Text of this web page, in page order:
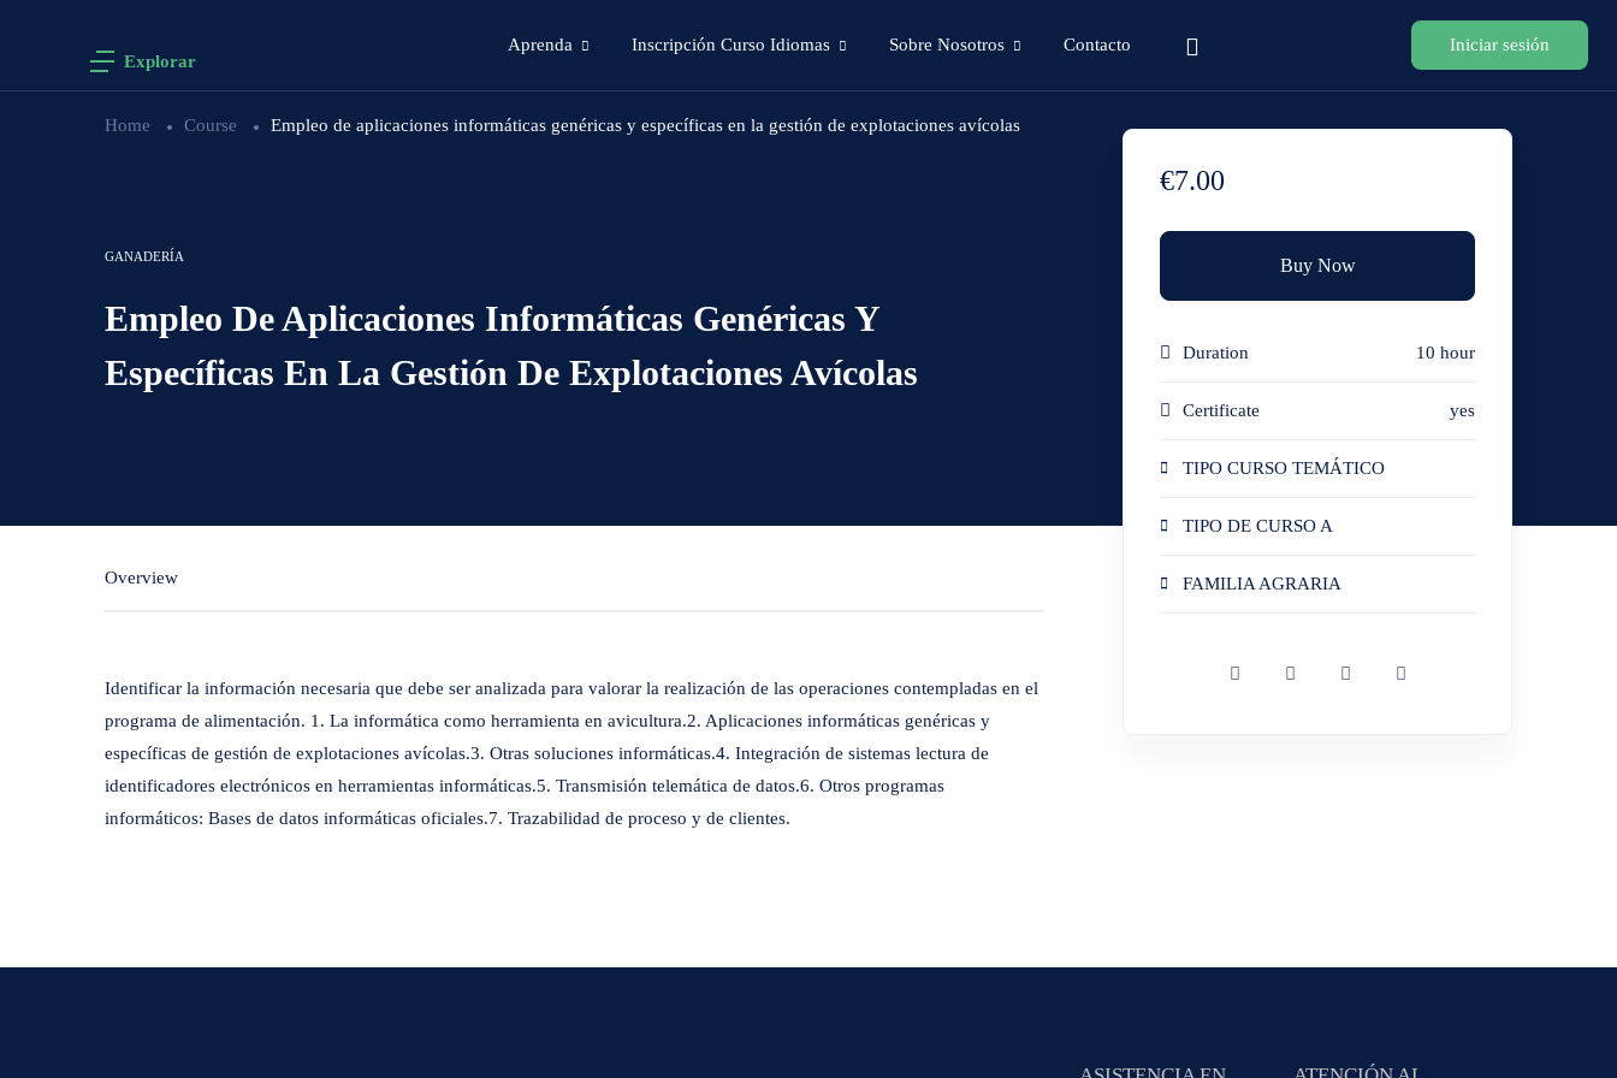
Explorar
Aprenda Inscripción Curso Idiomas Sobre Nosotros Contacto Iniciar sesión
Home Course Empleo de aplicaciones informáticas genéricas y específicas en la gestión de explotaciones avícolas
GANADERÍA
Empleo De Aplicaciones Informáticas Genéricas Y
Específicas En La Gestión De Explotaciones Avícolas
Overview
Identificar la información necesaria que debe ser analizada para valorar la realización de las operaciones contempladas en el
programa de alimentación. 1. La informática como herramienta en avicultura.2. Aplicaciones informáticas genéricas y
específicas de gestión de explotaciones avícolas.3. Otras soluciones informáticas.4. Integración de sistemas lectura de
identificadores electrónicos en herramientas informáticas.5. Transmisión telemática de datos.6. Otros programas
informáticos: Bases de datos informáticas oficiales.7. Trazabilidad de proceso y de clientes.
€7.00
Buy Now
Duration 10 hour
Certificate yes
TIPO CURSO TEMÁTICO
TIPO DE CURSO A
FAMILIA AGRARIA